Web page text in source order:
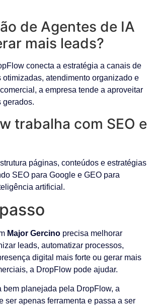
de Agentes de IA
mais leads?
conecta a estratégia a canais de
atendimento organizado e
a empresa tende a aproveitar
gerados.
trabalha com SEO e
páginas, conteúdos e estratégias
SEO para Google e GEO para
artificial.
Major Gercino precisa melhorar
leads, automatizar processos,
digital mais forte ou gerar mais
a DropFlow pode ajudar.
bem planejada pela DropFlow, a
ser apenas ferramenta e passa a ser